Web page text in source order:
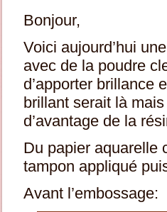
Bonjour,
Voici aujourd’hui
avec de la poudre
d’apporter brillance
brillant serait là
d’avantage de la
Du papier aquarelle
tampon appliqué
Avant l’embossage: